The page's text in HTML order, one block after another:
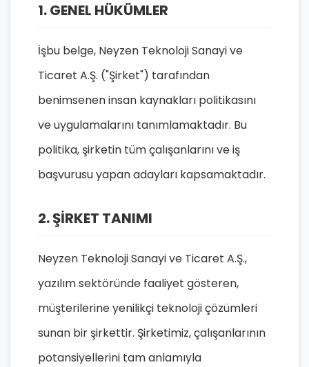
1. GENEL HÜKÜMLER
İşbu belge, Neyzen Teknoloji Sanayi ve
Ticaret A.Ş. ("Şirket") tarafından
benimsenen insan kaynakları politikasını
ve uygulamalarını tanımlamaktadır. Bu
politika, şirketin tüm çalışanlarını ve iş
başvurusu yapan adayları kapsamaktadır.
2. ŞİRKET TANIMI
Neyzen Teknoloji Sanayi ve Ticaret A.Ş.,
yazılım sektöründe faaliyet gösteren,
müşterilerine yenilikçi teknoloji çözümleri
sunan bir şirkettir. Şirketimiz, çalışanlarının
potansiyellerini tam anlamıyla